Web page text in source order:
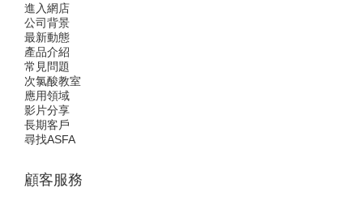
進入網店
公司背景
最新動態
產品介紹
常見問題
次氯酸教室
應用領域
影片分享
長期客戶
尋找ASFA
顧客服務